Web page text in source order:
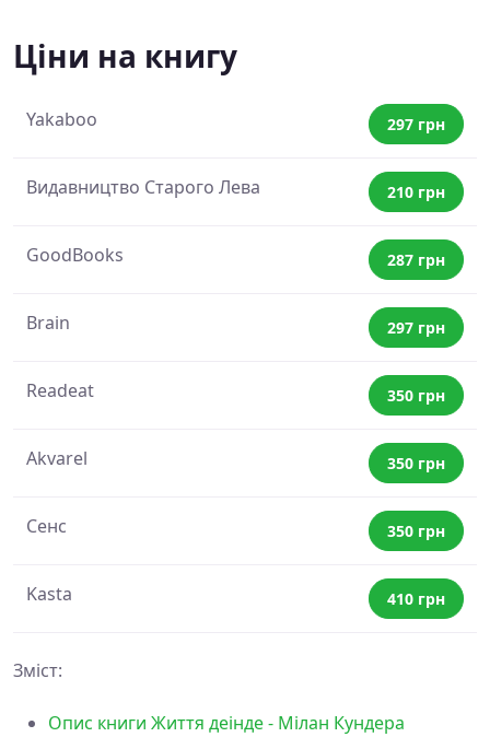
Ціни на книгу
Yakaboo 297 грн
Видавництво Старого Лева 210 грн
GoodBooks 287 грн
Brain 297 грн
Readeat 350 грн
Akvarel 350 грн
Сенс 350 грн
Kasta 410 грн
Зміст:
Опис книги Життя деінде - Мілан Кундера